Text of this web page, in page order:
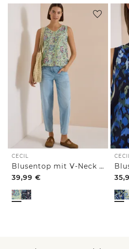
CECIL
Blusentop mit V-Neck und Print
39,99 €
CECIL